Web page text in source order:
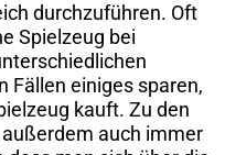
durchzuführen. Oft
Spielzeug bei
Fällen einiges sparen,
kauft. Zu den
auch immer